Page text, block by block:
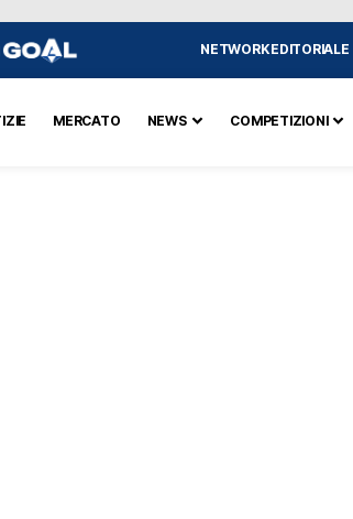
NETWORK EDITORIALE
MERCATO NEWS COMPETIZIONI